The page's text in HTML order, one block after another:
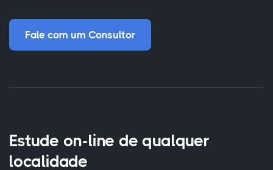
Fale com um Consultor
Estude on-line de qualquer
localidade